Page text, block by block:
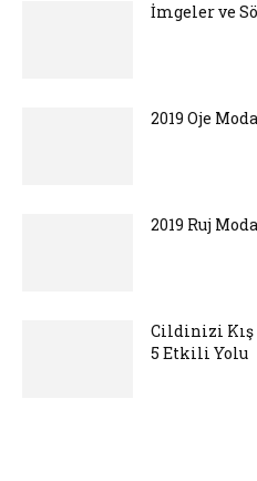
İmgeler ve
2019 Oje
2019 Ruj
Cildinizi Kış
5 Etkili Yolu